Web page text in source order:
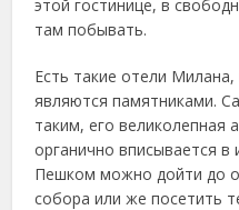
этой гостинице, в
там побывать.
Есть такие отели
являются памятниками.
таким, его великолепная
органично вписывается в
Пешком можно дойти до
собора или же посетить